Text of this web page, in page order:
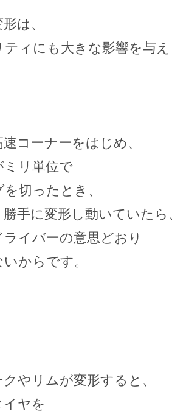
は、
ティにも大きな影響を与
コーナーをはじめ、
ミリ単位で
切ったとき、
手に変形し動いていたら
イバーの意思どおり
からです。
やリムが変形すると、
イヤを